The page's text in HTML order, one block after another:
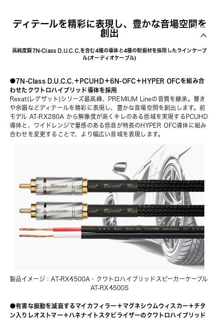
ディテールを精彩に表現し、豊かな音場空間を
創出
高純度銅7N-Class D.U.C.C.を含む4種の導体と4種の制振材を採用したラインケーブ
ル(オーディオケーブル)
●7N-Class D.U.C.C.＋PCUHD＋6N-OFC＋HYPER OFCを組み合
わせたクワトロハイブリッド導体を採用
Rexat(レグザット)シリーズ最高峰、PREMIUM Lineの音質を継承。響き
や余韻などディテールを精彩に表現し、豊かな音場空間を創出します。前
モデル AT-RX280A から解像度が高くキレのある低域を実現するPCUHD
導体と、ワイドレンジで量感のある低音が特長のHYPER OFC導体に組み
合わせを変更することで、より幅広い音域を表現します。
製品イメージ：AT-RX4500A・ クワトロハイブリッドスピーカーケーブル
AT-RX4500S
●有害な振動を減衰するマイカフィラー＋マグネシウムウィスカー＋チタ
ン入りレオストマー＋ハネナイトスタビライザーのクワトロハイブリッド